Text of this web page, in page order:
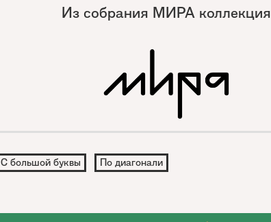
Из собрания МИРА коллекция
С большой буквы По диагонали